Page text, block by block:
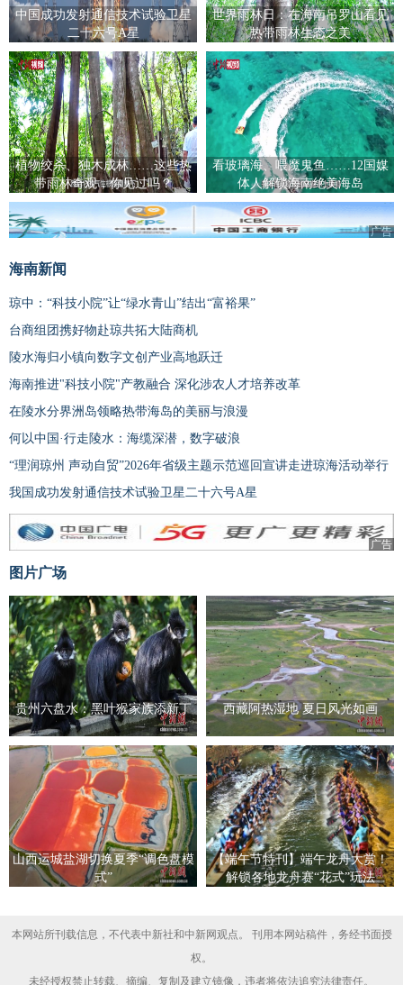
中国成功发射通信技术试验卫星
二十六号A星
世界雨林日：在海南吊罗山看见
热带雨林生态之美
植物绞杀、独木成林……这些热
带雨林奇观，你见过吗？
看玻璃海、喂魔鬼鱼……12国媒
体人解锁海南绝美海岛
广告
海南新闻
琼中：“科技小院”让“绿水青山”结出“富裕果”
台商组团携好物赴琼共拓大陆商机
陵水海归小镇向数字文创产业高地跃迁
海南推进"科技小院"产教融合 深化涉农人才培养改革
在陵水分界洲岛领略热带海岛的美丽与浪漫
何以中国·行走陵水：海缆深潜，数字破浪
“理润琼州 声动自贸”2026年省级主题示范巡回宣讲走进琼海活动举行
我国成功发射通信技术试验卫星二十六号A星
广告
图片广场
贵州六盘水：黑叶猴家族添新丁 西藏阿热湿地 夏日风光如画
山西运城盐湖切换夏季“调色盘模
式”
【端午节特刊】端午龙舟大赏！
解锁各地龙舟赛“花式”玩法
本网站所刊载信息，不代表中新社和中新网观点。 刊用本网站稿件，务经书面授
权。
未经授权禁止转载、摘编、复制及建立镜像，违者将依法追究法律责任。